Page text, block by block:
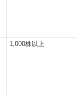
1,000株以上